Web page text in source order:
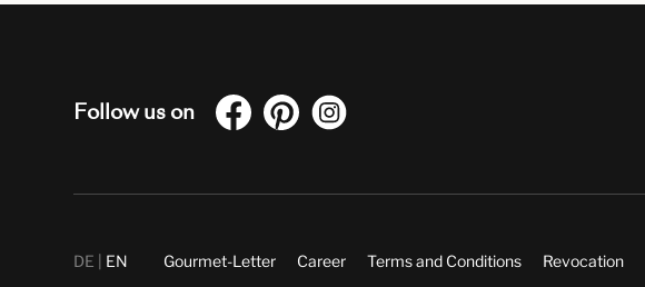
Follow us on
DE EN Gourmet-Letter Career Terms and Conditions Revocation